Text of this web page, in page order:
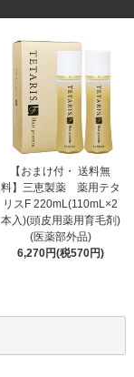
【おまけ付・ 送料無
料】三恵製薬 薬用テタ
リスF 220mL(110mL×2
本入)(頭皮用薬用育毛剤)
(医薬部外品)
6,270円(税570円)